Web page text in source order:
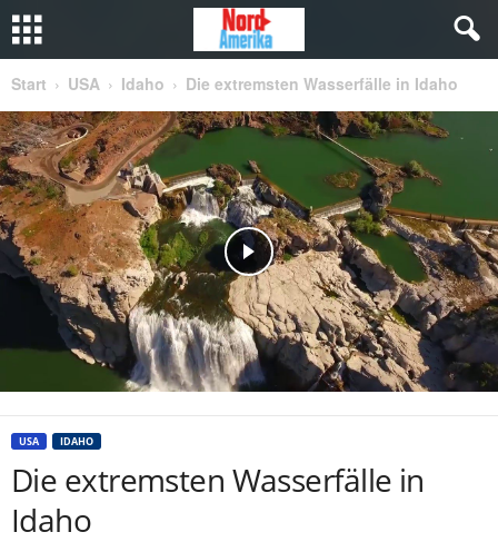
Start USA Idaho Die extremsten Wasserfälle in Idaho
USA IDAHO
Die extremsten Wasserfälle in
Idaho